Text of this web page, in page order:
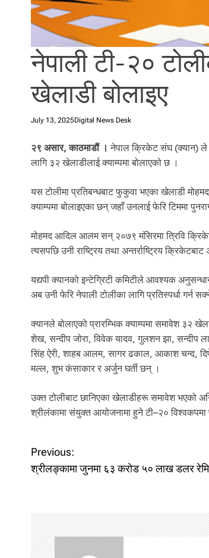
l
नेपाली टी-२०
खेलाडी बोलाइए
July 13, 2025Digital News Desk
२९ असार, काठमाडौं ।नेपाल क्रिकेट संघ (क्यान) ले
लागि ३२ खेलाडीलाई क्याम्पमा बोलाएको छ ।
यस टोलीमा प्रतिबन्धबाट फुकुवा भएका खेलाडी
क्याम्पमा बोलाइएका छन् जहाँ उनलाई फेरि टिममा
मोहमद आदिल आलम सन् २०७९ मंसिरमा त्रिवि
त्यसपछि उनी राष्ट्रिय तथा अन्तर्राष्ट्रिय
यद्यपी क्यानको इन्टेग्रिटी कमिटीले आवश्यक
अब उनी फेरि नेपाली टोलीका लागि प्रतिस्पर्धा गर्न
क्यानले बोलाएको प्रारम्भिक क्याम्पमा समावेश
शेख, सन्दीप जोरा, विवेक यादव, गुलशन झा, सन्दीप
सिंह ऐरी, शाहब आलम, सागर ढकाल, आकाश चन्द,
मल्ल, शुभ कंसाकार र अर्जुन घर्ती छन् ।
उक्त टोलीबाट छानिएका खेलाडीहरू समावेश भएको
श्रीलंकामा संयुक्त आयोजनामा हुने टी–२०
P
o
t
Previous:
श्रीलङ्कामा जुनमा ६३ करोड ५० लाख डलर